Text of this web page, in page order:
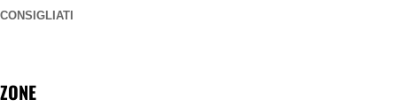
CONSIGLIATI
ZONE